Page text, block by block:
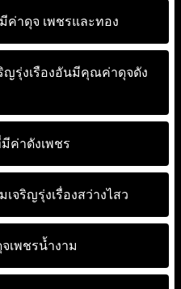
ค่าดุจ เพชรและทอง
ญรุ่งเรืองอันมีคุณค่าดุจดัง
ค่าดังเพชร
เจริญรุ่งเรื่องสว่างไสว
เพชรน้ำงาม